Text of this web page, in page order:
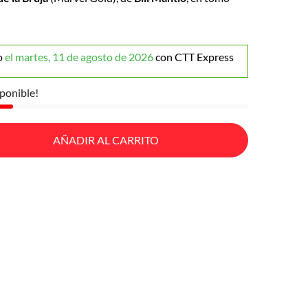
el martes, 11 de agosto de 2026con CTT Express
AÑADIR AL CARRITO